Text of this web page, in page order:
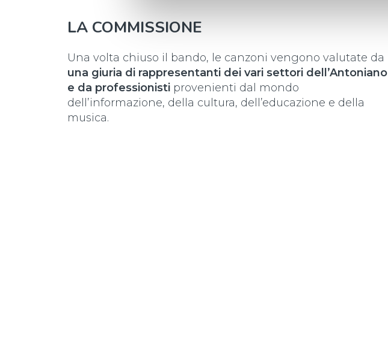
LA COMMISSIONE
Una volta chiuso il bando, le canzoni vengono valutate da
una giuria di rappresentanti dei vari settori dell’Antoniano
e da professionisti provenienti dal mondo
dell’informazione, della cultura, dell’educazione e della
musica.